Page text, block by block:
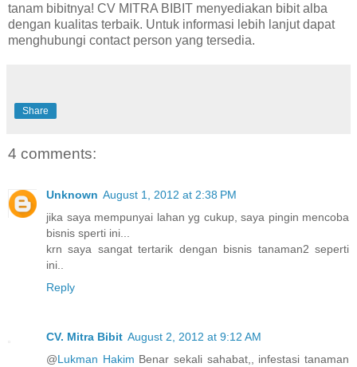
tanam bibitnya! CV MITRA BIBIT menyediakan bibit alba
dengan kualitas terbaik. Untuk informasi lebih lanjut dapat
menghubungi contact person yang tersedia.
Share
4 comments:
Unknown August 1, 2012 at 2:38 PM
jika saya mempunyai lahan yg cukup, saya pingin mencoba
bisnis sperti ini...
krn saya sangat tertarik dengan bisnis tanaman2 seperti
ini..
Reply
CV. Mitra Bibit August 2, 2012 at 9:12 AM
@Lukman Hakim Benar sekali sahabat,, infestasi tanaman